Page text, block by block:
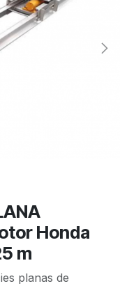
Honda
m
planas de